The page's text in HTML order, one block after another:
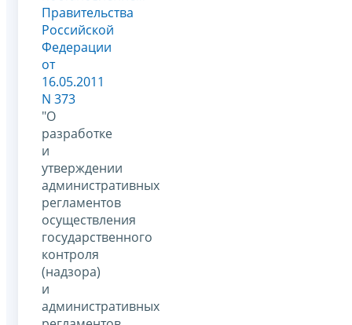
Правительства
Российской
Федерации
от
16.05.2011
N 373
"О
разработке
и
утверждении
административных
регламентов
осуществления
государственного
контроля
(надзора)
и
административных